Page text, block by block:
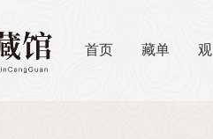
首页 藏单